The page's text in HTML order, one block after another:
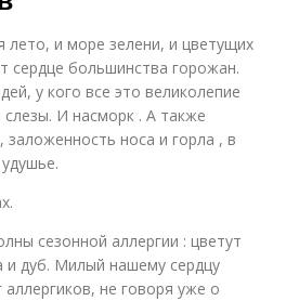
лето, и море зелени, и цветущих
сердце большинства горожан.
у кого все это великолепие
И насморк . А также
носа и горла , в
сезонной аллергии : цветут
и дуб. Милый нашему сердцу
не говоря уже о